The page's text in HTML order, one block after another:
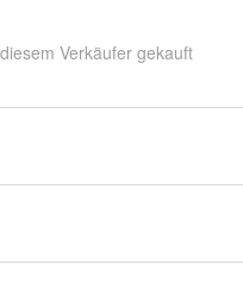
Verkäufer gekauft